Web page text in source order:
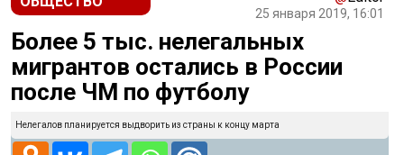
25 января 2019, 16:01
Более 5 тыс. нелегальных
мигрантов остались в России
после ЧМ по футболу
Нелегалов планируется выдворить из страны к концу марта